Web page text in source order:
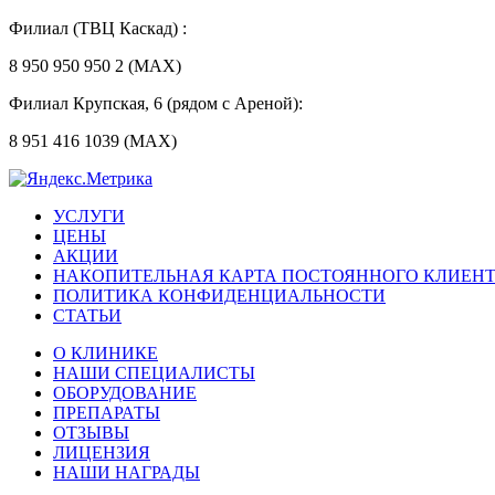
Филиал (ТВЦ Каскад) :
8 950 950 950 2 (MAX)
Филиал Крупская, 6 (рядом с Ареной):
8 951 416 1039 (MAX)
УСЛУГИ
ЦЕНЫ
АКЦИИ
НАКОПИТЕЛЬНАЯ КАРТА ПОСТОЯННОГО
ПОЛИТИКА КОНФИДЕНЦИАЛЬНОСТИ
СТАТЬИ
О КЛИНИКЕ
НАШИ СПЕЦИАЛИСТЫ
ОБОРУДОВАНИЕ
ПРЕПАРАТЫ
ОТЗЫВЫ
ЛИЦЕНЗИЯ
НАШИ НАГРАДЫ